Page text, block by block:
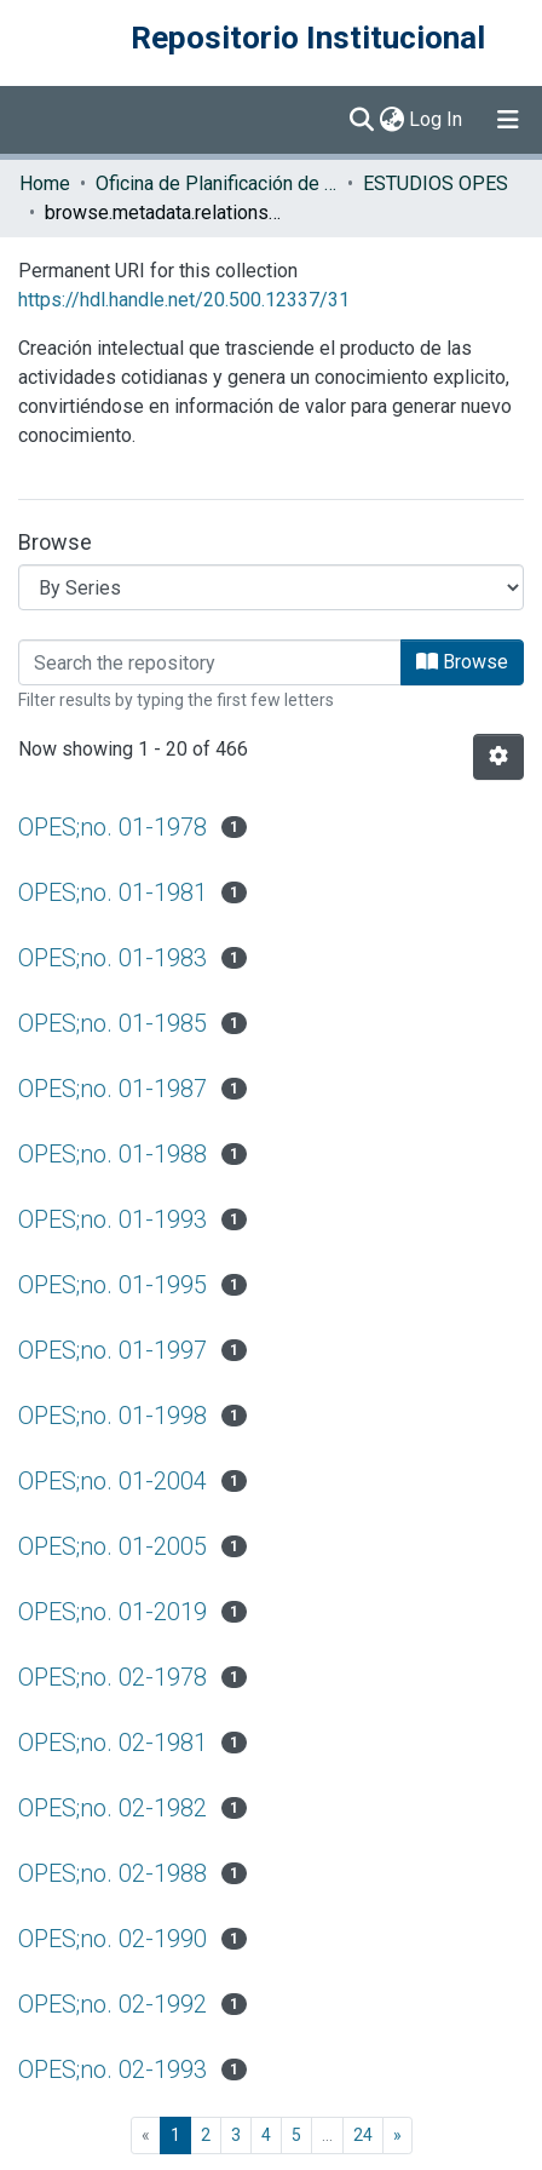
Repositorio Institucional
Log In (current)
Communities & Collections
Browse DSpace
Home Oficina de Planificación de la Educación Superior (OPES)
ESTUDIOS OPES
browse.metadata.relationseries.breadcrumbs
Permanent URI for this collection
https://hdl.handle.net/20.500.12337/31
Creación intelectual que trasciende el producto de las
actividades cotidianas y genera un conocimiento explicito,
convirtiéndose en información de valor para generar nuevo
conocimiento.
Browse
Browsing ESTUDIOS OPES byBrowse
Filter results by typing the first few letters
Now showing 1 - 20 of 466
OPES;no. 01-1978 1
OPES;no. 01-1981 1
OPES;no. 01-1983 1
OPES;no. 01-1985 1
OPES;no. 01-1987 1
OPES;no. 01-1988 1
OPES;no. 01-1993 1
OPES;no. 01-1995 1
OPES;no. 01-1997 1
OPES;no. 01-1998 1
OPES;no. 01-2004 1
OPES;no. 01-2005 1
OPES;no. 01-2019 1
OPES;no. 02-1978 1
OPES;no. 02-1981 1
OPES;no. 02-1982 1
OPES;no. 02-1988 1
OPES;no. 02-1990 1
OPES;no. 02-1992 1
OPES;no. 02-1993 1
« 1 (current)
2 3 4 5 24 »